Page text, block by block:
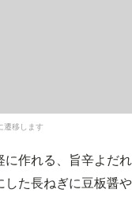
遷移します
に作れる、旨辛よだ
した長ねぎに豆板醤